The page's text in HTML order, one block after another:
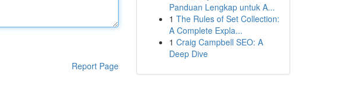
Report Page
Panduan Lengkap untuk A...
1 The Rules of Set Collection:
A Complete Expla...
1 Craig Campbell SEO: A
Deep Dive